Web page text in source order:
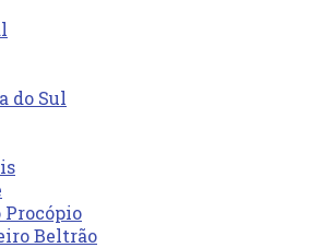
do Sul
Procópio
Beltrão